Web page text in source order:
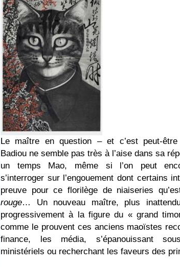
Le maître en question – et c’est peut-être
Badiou ne semble pas très à l’aise dans sa
un temps Mao, même si l’on peut
s’interroger sur l’engouement dont certains
preuve pour ce florilège de niaiseries
rouge… Un nouveau maître, plus
progressivement à la figure du « grand
comme le prouvent ces anciens maoïstes
finance, les média, s’épanouissant
ministériels ou recherchant les faveurs des